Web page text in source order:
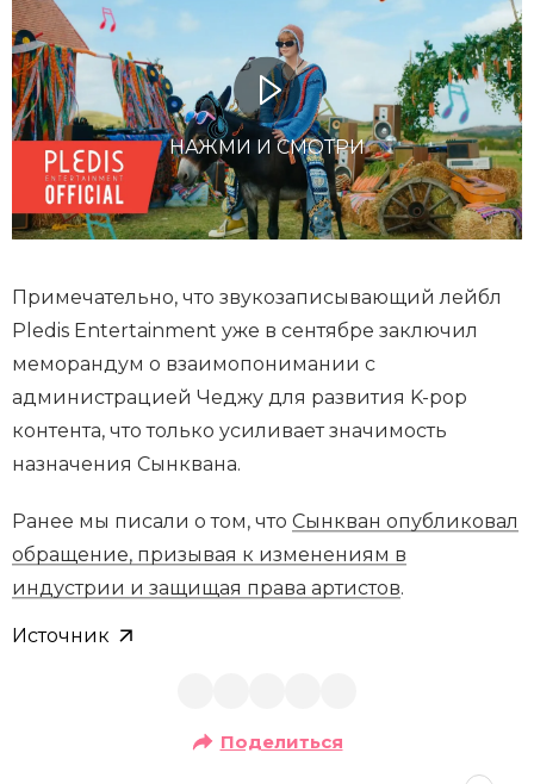
НАЖМИ И СМОТРИ
Примечательно, что звукозаписывающий лейбл
Pledis Entertainment уже в сентябре заключил
меморандум о взаимопонимании с
администрацией Чеджу для развития K-pop
контента, что только усиливает значимость
назначения Сынквана.
Ранее мы писали о том, что Сынкван опубликовал
обращение, призывая к изменениям в
индустрии и защищая права артистов.
Источник
Поделиться